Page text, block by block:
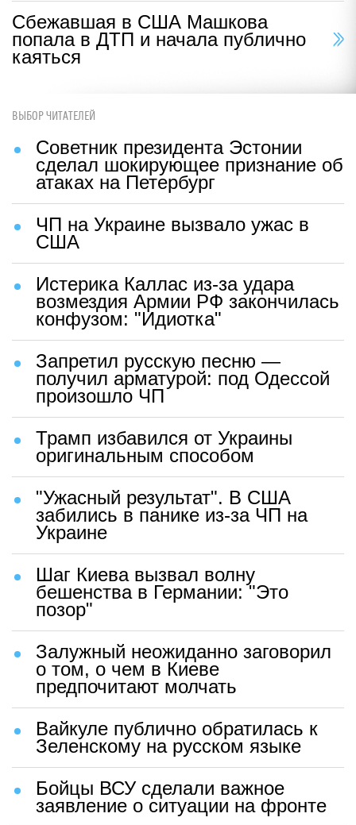
Сбежавшая в США Машкова
попала в ДТП и начала публично
каяться
ВЫБОР ЧИТАТЕЛЕЙ
Советник президента Эстонии
сделал шокирующее признание об
атаках на Петербург
ЧП на Украине вызвало ужас в
США
Истерика Каллас из-за удара
возмездия Армии РФ закончилась
конфузом: "Идиотка"
Запретил русскую песню —
получил арматурой: под Одессой
произошло ЧП
Трамп избавился от Украины
оригинальным способом
"Ужасный результат". В США
забились в панике из-за ЧП на
Украине
Шаг Киева вызвал волну
бешенства в Германии: "Это
позор"
Залужный неожиданно заговорил
о том, о чем в Киеве
предпочитают молчать
Вайкуле публично обратилась к
Зеленскому на русском языке
Бойцы ВСУ сделали важное
заявление о ситуации на фронте